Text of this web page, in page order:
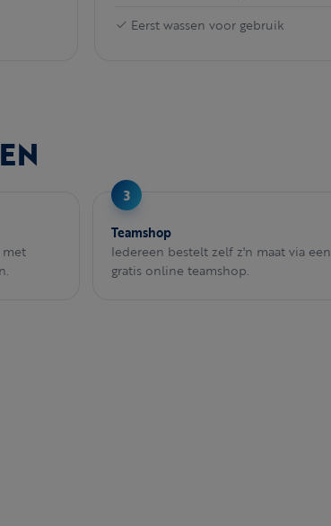
Eerst wassen voor gebruik
met
Teamshop
Iedereen bestelt zelf z'n maat via een
gratis online teamshop.